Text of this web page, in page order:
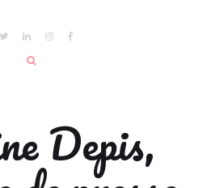
Depis,